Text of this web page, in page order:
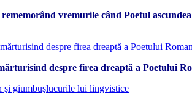
vremurile când Poetul
despre firea dreaptă a Poetului